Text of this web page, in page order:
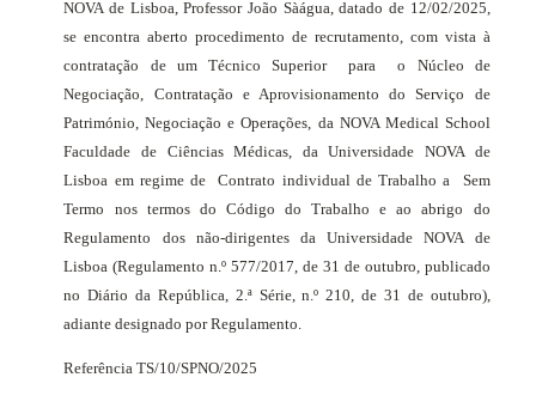
NOVA de Lisboa, Professor João Sàágua, datado de 12/02/2025,
se encontra aberto procedimento de recrutamento, com vista à
contratação de um Técnico Superior
para
o Núcleo de
Negociação, Contratação e Aprovisionamento do Serviço de
Património, Negociação e Operações, da NOVA Medical School
Faculdade de Ciências Médicas, da Universidade NOVA de
Lisboa em regime de
Contrato individual de Trabalho a
Sem
Termo nos termos do Código do Trabalho e ao abrigo do
Regulamento dos não-dirigentes da Universidade NOVA de
Lisboa (Regulamento n.º 577/2017, de 31 de outubro, publicado
no Diário da República, 2.ª Série, n.º 210, de 31 de outubro),
adiante designado por Regulamento.
Referência TS/10/SPNO/2025